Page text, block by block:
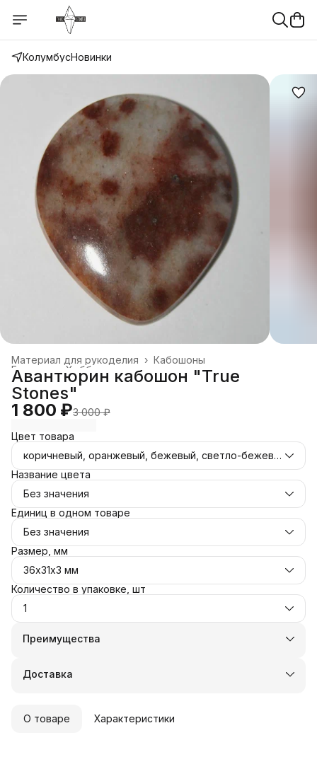
КолумбусНовинки
Кабошоны
Материал для рукоделия ›
Хобби и творчество
Главная
Авантюрин кабошон "True
Stones"
1 800 ₽3 000 ₽
Цвет товара
коричневый, оранжевый, бежевый, светло-бежевый
Название цвета
Без значения
Единиц в одном товаре
Без значения
Размер, мм
36х31х3 мм
Количество в упаковке, шт
1
Преимущества
Оплата частями в Сплит
Удобный возврат
Доставка
О товаре Характеристики